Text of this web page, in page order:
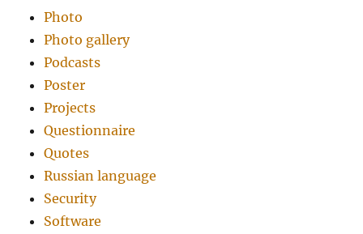
Photo
Photo gallery
Podcasts
Poster
Projects
Questionnaire
Quotes
Russian language
Security
Software